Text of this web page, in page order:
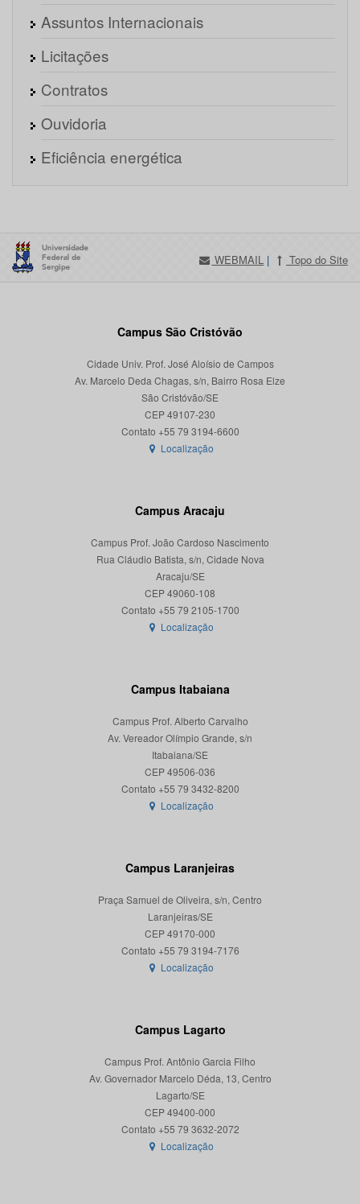
Assuntos Internacionais
Licitações
Contratos
Ouvidoria
Eficiência energética
WEBMAIL | Topo do Site
Campus São Cristóvão
Cidade Univ. Prof. José Aloísio de Campos
Av. Marcelo Deda Chagas, s/n, Bairro Rosa Elze
São Cristóvão/SE
CEP 49107-230
Localização
Campus Aracaju
Campus Prof. João Cardoso Nascimento
Rua Cláudio Batista, s/n, Cidade Nova
Aracaju/SE
CEP 49060-108
Localização
Campus Itabaiana
Campus Prof. Alberto Carvalho
Av. Vereador Olímpio Grande, s/n
Itabaiana/SE
CEP 49506-036
Localização
Campus Laranjeiras
Praça Samuel de Oliveira, s/n, Centro
Laranjeiras/SE
CEP 49170-000
Localização
Campus Lagarto
Campus Prof. Antônio Garcia Filho
Av. Governador Marcelo Déda, 13, Centro
Lagarto/SE
CEP 49400-000
Localização